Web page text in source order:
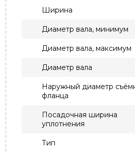
Ширина
Диаметр вала, минимум
Диаметр вала, максимум
Диаметр вала
Наружный диаметр
фланца
Посадочная ширина
уплотнения
Тип